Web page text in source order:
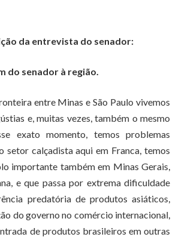
da entrevista do senador:
do senador à região.
entre Minas e São Paulo vivemos
e, muitas vezes, também o mesmo
exato momento, temos problemas
setor calçadista aqui em Franca, temos
importante também em Minas Gerais,
e que passa por extrema dificuldade
predatória de produtos asiáticos,
do governo no comércio internacional,
de produtos brasileiros em outras